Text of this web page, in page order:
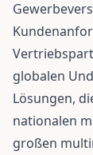
globalen
Lösungen,
nationalen
großen